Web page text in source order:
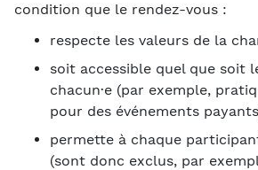
condition que le rendez-vous :
respecte les valeurs de la
soit accessible quel que soit
chacun·e (par exemple,
pour des événements
permette à chaque
(sont donc exclus, par